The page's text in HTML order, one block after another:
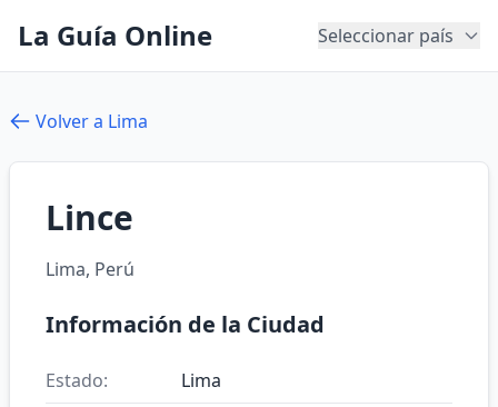
La Guía Online Seleccionar país
Volver a Lima
Lince
Lima, Perú
Información de la Ciudad
Estado: Lima